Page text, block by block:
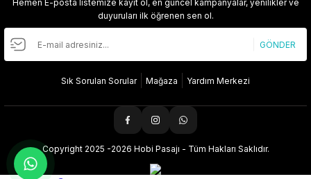
Hemen E-posta listemize kayıt ol, en güncel kampanyalar, yenilikler ve
duyuruları ilk öğrenen sen ol.
GÖNDER
Sık Sorulan Sorular Mağaza Yardım Merkezi
Copyright 2025 -2026 Hobi Pasajı - Tüm Hakları Saklıdır.